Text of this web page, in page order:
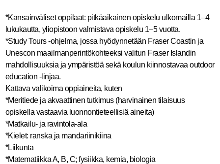
*Kansainväliset oppilaat: pitkäaikainen opiskelu ulkomailla 1–4
lukukautta, yliopistoon valmistava opiskelu 1–5 vuotta.
*Study Tours -ohjelma, jossa hyödynnetään Fraser Coastin ja
Unescon maailmanperintökohteeksi valitun Fraser Islandin
mahdollisuuksia ja ympäristöä sekä koulun kiinnostavaa outdoor
education -linjaa.
Kattava valikoima oppiaineita, kuten
*Meritiede ja akvaattinen tutkimus (harvinainen tilaisuus
opiskella vastaavia luonnontieteellisiä aineita)
*Matkailu- ja ravintola-ala
*Kielet: ranska ja mandariinikiina
*Liikunta
*Matematiikka A, B, C; fysiikka, kemia, biologia